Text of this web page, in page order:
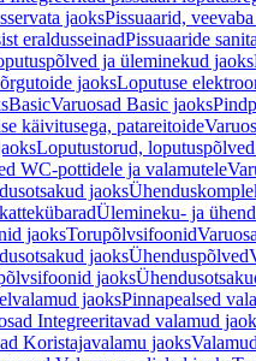
jaoksPissuaarid,
eraldusseinadPissuaaride
ja üleminekud jaoks
jaoksLoputuse
BasicVaruosad Basic jaoks
käivitusega, patareitoide
Loputustorud,
WC-pottidele ja valamutele
jaoks
Ülemineku- ja
jaoksTorupõlvsifoonid
jaoksÜhenduspõlved
jaoks
jaoksPinnapealsed
Integreeritavad valamud
Koristajavalamu jaoksValamud